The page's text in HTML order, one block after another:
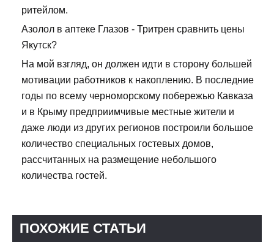
ритейлом.
Азолол в аптеке Глазов - Тритрен сравнить цены
Якутск?
На мой взгляд, он должен идти в сторону большей
мотивации работников к накоплению. В последние
годы по всему черноморскому побережью Кавказа
и в Крыму предприимчивые местные жители и
даже люди из других регионов построили большое
количество специальных гостевых домов,
рассчитанных на размещение небольшого
количества гостей.
ПОХОЖИЕ СТАТЬИ